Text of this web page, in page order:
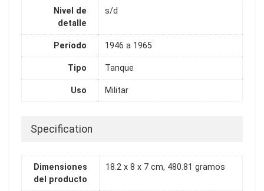
Nivel de
detalle
s/d
Período 1946 a 1965
Tipo Tanque
Uso Militar
Specification
Dimensiones
del producto
18.2 x 8 x 7 cm, 480.81 gramos